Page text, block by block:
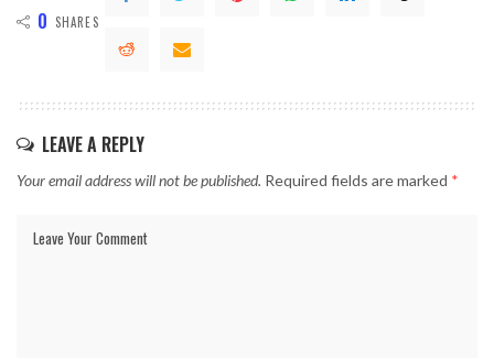
0 SHARES
LEAVE A REPLY
Your email address will not be published. Required fields are marked *